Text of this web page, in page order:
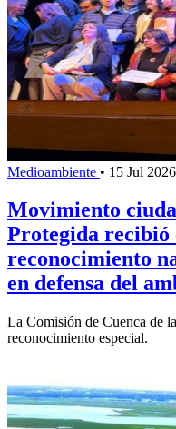
Medioambiente • 15 Jul 2026
Movimiento
Protegida recibió
reconocimiento
en defensa del
La Comisión de Cuenca de
reconocimiento especial.